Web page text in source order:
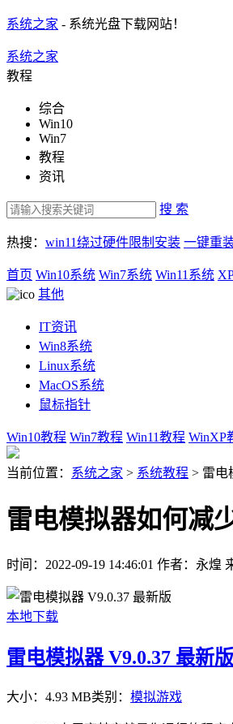
系统之家 - 系统光盘下载网站！
系统之家
教程
综合
Win10
Win7
教程
资讯
搜 索
热搜： win11绕过硬件限制安装 一键重
首页 Win10系统 Win7系统 Win11系统
其他
IT资讯
Win8系统
Linux系统
MacOS系统
鼠标指针
Win10教程 Win7教程 Win11教程 WinXP
当前位置： 系统之家 > 系统教程 > 雷电
雷电模拟器如何减
时间：2022-09-19 14:46:01 作者：永煌
本地下载
雷电模拟器 V9.0.37 最新版
大小：4.93 MB类别： 模拟游戏